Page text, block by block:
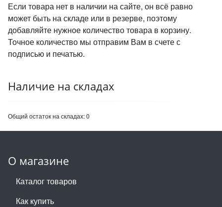
Если товара нет в наличии на сайте, он всё равно
может быть на складе или в резерве, поэтому
добавляйте нужное количество товара в корзину.
Точное количество мы отправим Вам в счете с
подписью и печатью.
Наличие на складах
Общий остаток на складах:0
О магазине
Каталог товаров
Как купить